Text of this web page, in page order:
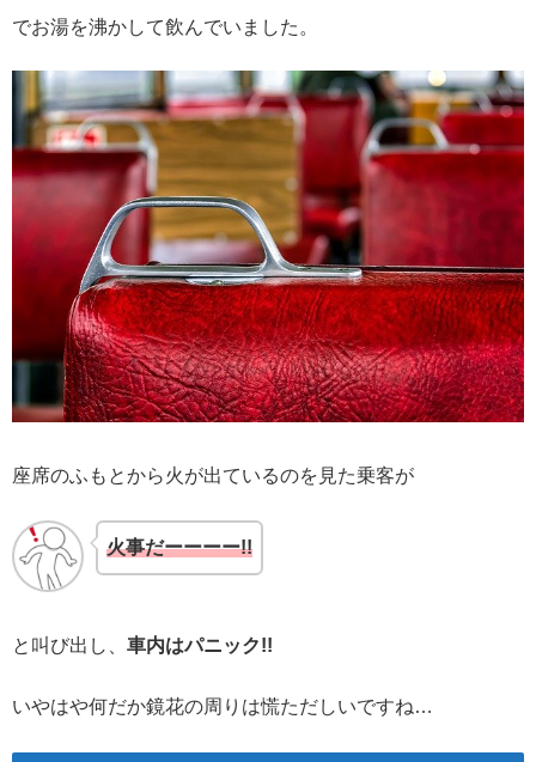
でお湯を沸かして飲んでいました。
座席のふもとから火が出ているのを見た乗客が
火事だーーーー!!
と叫び出し、 車内はパニック!!
いやはや何だか鏡花の周りは慌ただしいですね…